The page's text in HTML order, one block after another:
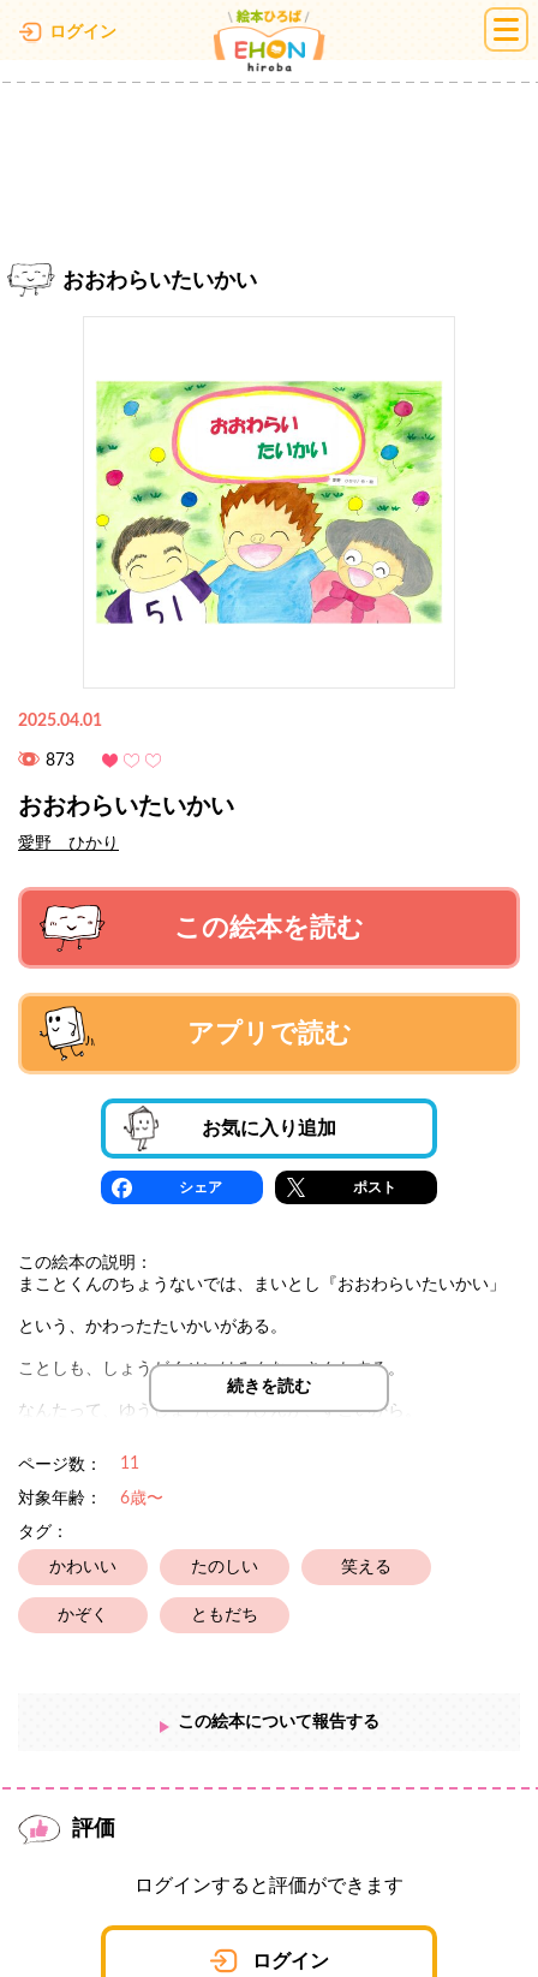
ログイン 絵本ひろば
おおわらいたいかい
2025.04.01
873
おおわらいたいかい
愛野 ひかり
この絵本を読む
アプリで読む
お気に入り追加
シェア ポスト
この絵本の説明：
まことくんのちょうないでは、まいとし『おおわらいたいかい」
という、かわったたいかいがある。
ことしも、しょうがくせいはみんな、さんかする。
なんたって、ゆうしょうしょうひんが、すごいから。
まことくんも、ことしこそは、ゆうしょうしたい。
でも、そのたいかいちゅうに、たいへんなことが・・・。
続きを読む
ページ数： 11
対象年齢：
6歳〜
タグ：
かわいい たのしい 笑える
かぞく ともだち
この絵本について報告する
評価
ログインすると評価ができます
ログイン